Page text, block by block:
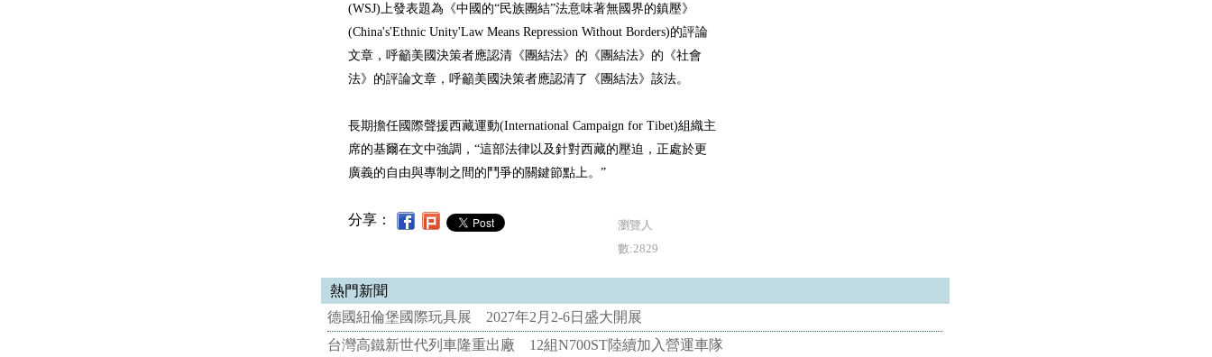
(WSJ)上發表題為《中國的“民族團結”法意味著無國界的鎮壓》
(China's'Ethnic Unity'Law Means Repression Without Borders)的評論
文章，呼籲美國決策者應認清《團結法》的《團結法》的《社會
法》的評論文章，呼籲美國決策者應認清了《團結法》該法。
長期擔任國際聲援西藏運動(International Campaign for Tibet)組織主
席的基爾在文中強調，“這部法律以及針對西藏的壓迫，正處於更
廣義的自由與專制之間的鬥爭的關鍵節點上。”
分享：
瀏覽人
數:2829
熱門新聞
德國紐倫堡國際玩具展 2027年2月2-6日盛大開展
台灣高鐵新世代列車隆重出廠 12組N700ST陸續加入營運車隊